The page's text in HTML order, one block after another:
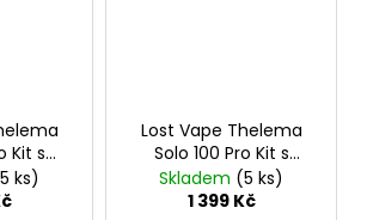
Kit s
Ohm
Lilac)
ks)
Lost Vape Thelema
Solo 100 Pro Kit s
Centaurus Sub Ohm
Tank V2 (Carbon
Skladem (5 ks)
1 399 Kč